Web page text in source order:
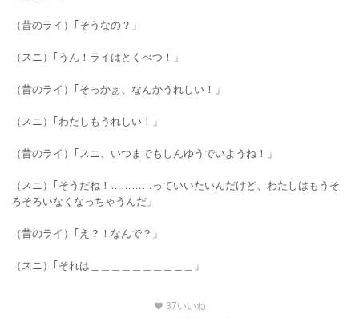
（昔のライ）｢そうなの？」
（スニ）｢うん！ライはとくべつ！」
（昔のライ）｢そっかぁ、なんかうれしい！」
（スニ）｢わたしもうれしい！」
（昔のライ）｢スニ、いつまでもしんゆうでいようね！」
（スニ）｢そうだね！…………っていいたいんだけど、わたしはもうそ
ろそろいなくなっちゃうんだ」
（昔のライ）｢え？！なんで？」
（スニ）｢それは＿＿＿＿＿＿＿＿＿＿」
favorite 37いいね